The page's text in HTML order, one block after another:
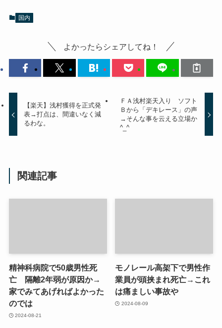
国内
よかったらシェアしてね！
【楽天】浅村獲得を正式発
表→打点は、間違いなく減
るわな。
ＦＡ浅村楽天入り ソフト
Ｂから「デキレース」の声
→そんな事を云える立場か
^_^
関連記事
精神科病院で50歳男性死
亡 隔離2年弱が原因か→
家でみてあげればよかった
のでは
2024-08-21
モノレール高架下で男性作
業員が頭挟まれ死亡→これ
は痛ましい事故や
2024-08-09